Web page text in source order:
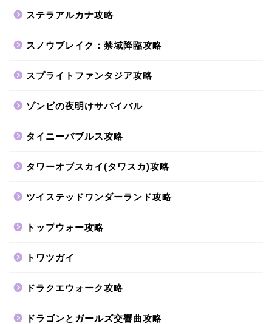
ステラアルカナ攻略
スノウブレイク：禁域降臨攻略
スプライトファンタジア攻略
ゾンビの夜明けサバイバル
タイニーバブルス攻略
タワーオブスカイ(タワスカ)攻略
ツイステッドワンダーランド攻略
トップウォー攻略
トワツガイ
ドラクエウォーク攻略
ドラゴンとガールズ交響曲攻略